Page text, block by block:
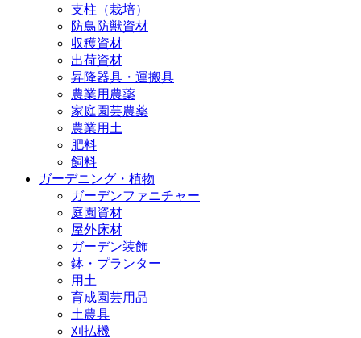
支柱（栽培）
防鳥防獣資材
収穫資材
出荷資材
昇降器具・運搬具
農業用農薬
家庭園芸農薬
農業用土
肥料
飼料
ガーデニング・植物
ガーデンファニチャー
庭園資材
屋外床材
ガーデン装飾
鉢・プランター
用土
育成園芸用品
土農具
刈払機